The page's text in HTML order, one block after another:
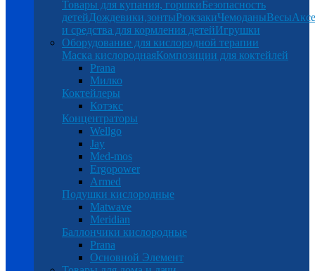
Товары для купания, горшкиБезопасность
детейДождевики,зонтыРюкзакиЧемоданыВесы
и средства для кормления детейИгрушки
Оборудование для кислородной терапии
Маска кислороднаяКомпозиции для коктейлей
Prana
Милко
Коктейлеры
Котэкс
Концентраторы
Wellgo
Jay
Med-mos
Ergopower
Armed
Подушки кислородные
Matwave
Meridian
Баллончики кислородные
Prana
Основной Элемент